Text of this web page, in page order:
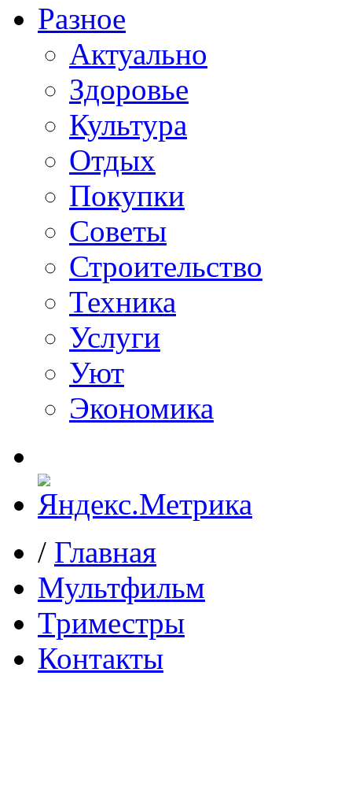
Разное
Актуально
Здоровье
Культура
Отдых
Покупки
Советы
Строительство
Техника
Услуги
Уют
Экономика
/ Главная
Мультфильм
Триместры
Контакты